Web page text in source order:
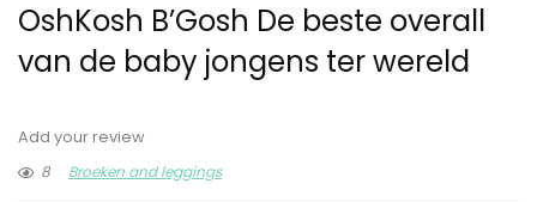
OshKosh B’Gosh De beste overall
van de baby jongens ter wereld
Add your review
8
Broeken and leggings